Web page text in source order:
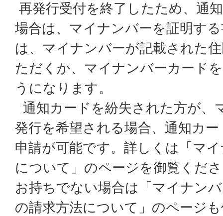
再発行受付を終了したため、通
場合は、マイナンバーを証明す
は、マイナンバーが記載された
ただくか、マイナンバーカード
うになります。
通知カードを紛失された方が、
発行を希望される場合、通知カ
申請が可能です。詳しくは「マ
について」のページを御覧くだ
お持ちでない場合は「マイナン
の請求方法について」のページ